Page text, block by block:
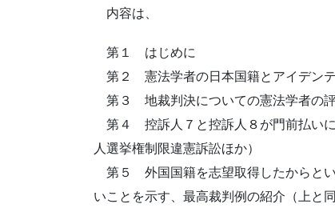
内容は、
第１ はじめに
第２ 憲法学者の日本国籍とアイデン
第３ 地裁判決についての憲法学者の
第４ 控訴人７と控訴人８が門前払いに
人選挙権制限違憲訴訟ほか）
第５ 外国国籍を志望取得したからとい
いことを示す、最高裁判例の紹介（上と